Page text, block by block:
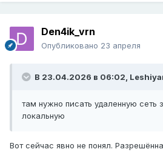
Den4ik_vrn
Опубликовано 23 апреля
В 23.04.2026 в 06:02,
там нужно писать удаленную сеть
локальную
Вот сейчас явно не понял.